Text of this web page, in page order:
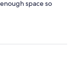
space so
Swimming in
one of the